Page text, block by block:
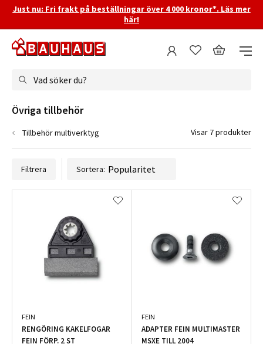
Just nu: Fri frakt på beställningar över 4 000 kronor*. Läs mer
här!
Vad söker du?
Filtrera Sortera:
FEIN
RENGÖRING KAKELFOGAR
FEIN FÖRP. 2 ST
FEIN
ADAPTER FEIN MULTIMASTER
MSXE TILL 2004
Övriga tillbehör
Tillbehör multiverktyg Visar 7 produkter